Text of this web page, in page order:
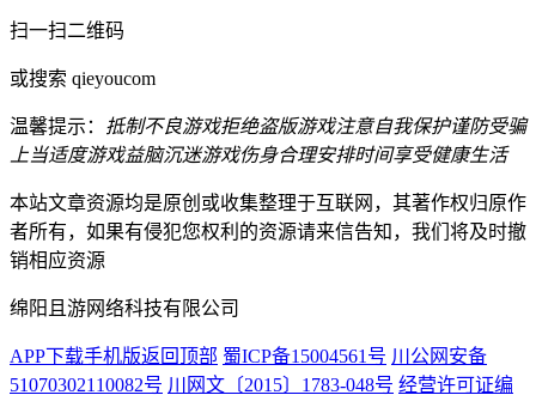
扫一扫二维码
或搜索 qieyoucom
温馨提示： 抵制不良游戏拒绝盗版游戏注意自我保护谨防受骗
上当适度游戏益脑沉迷游戏伤身合理安排时间享受健康生活
本站文章资源均是原创或收集整理于互联网，其著作权归原作
者所有，如果有侵犯您权利的资源请来信告知，我们将及时撤
销相应资源
绵阳且游网络科技有限公司
APP下载手机版返回顶部 蜀ICP备15004561号 川公网安备
51070302110082号 川网文〔2015〕1783-048号 经营许可证编